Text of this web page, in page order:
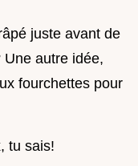
juste avant de
autre idée,
fourchettes pour
tu sais!